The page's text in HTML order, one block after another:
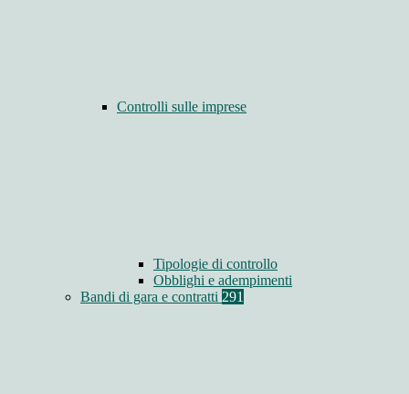
Controlli sulle imprese
Tipologie di controllo
Obblighi e adempimenti
Bandi di gara e contratti 291